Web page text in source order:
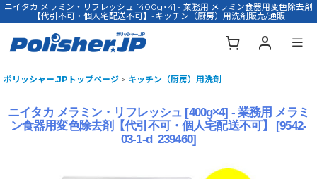
ニイタカ メラミン・リフレッシュ [400g×4] - 業務用 メラミン食器用変色除去剤
【代引不可・個人宅配送不可】-キッチン（厨房）用洗剤販売/通販
ポリッシャー.JPトップページ > キッチン（厨房）用洗剤
ニイタカ メラミン・リフレッシュ [400g×4] - 業務用 メラミ
ン食器用変色除去剤【代引不可・個人宅配送不可】
[9542-
03-1-d_239460]